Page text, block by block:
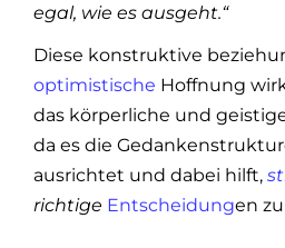
egal, wie es ausgeht.“
Diese konstruktive
optimistische Hoffnung
das körperliche und
da es die
ausrichtet und dabei hilft,
richtige Entscheidungen